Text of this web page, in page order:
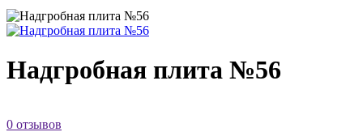
Надгробная плита №56
0 отзывов